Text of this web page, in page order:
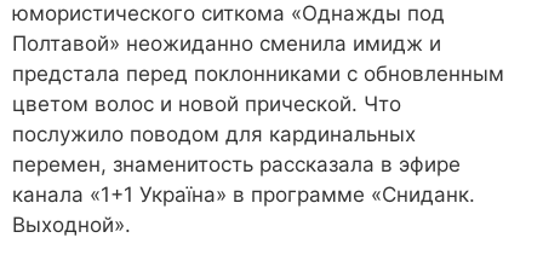
юмористического ситкома «Однажды под
Полтавой» неожиданно сменила имидж и
предстала перед поклонниками с обновленным
цветом волос и новой прической. Что
послужило поводом для кардинальных
перемен, знаменитость рассказала в эфире
канала «1+1 Україна» в программе «Сниданк.
Выходной».